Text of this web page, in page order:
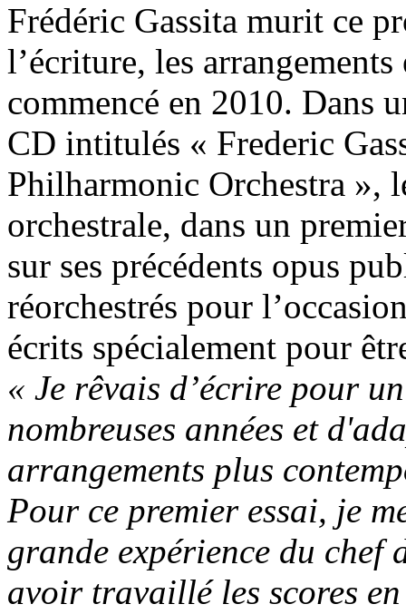
Frédéric Gassita murit ce
l’écriture, les
commencé en 2010. Dans
CD intitulés « Frederic
Philharmonic Orchestra »,
orchestrale, dans un
sur ses précédents opus
réorchestrés pour
écrits spécialement pour
« Je rêvais d’écrire pour
nombreuses années et
arrangements plus
Pour ce premier essai, je
grande expérience du chef
avoir travaillé les scores